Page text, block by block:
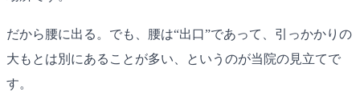
だから腰に出る。でも、腰は“出口”であって、引っかかりの
大もとは別にあることが多い、というのが当院の見立てで
す。